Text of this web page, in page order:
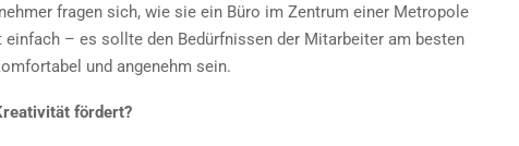
fragen sich, wie sie ein Büro im Zentrum einer Metropole
– es sollte den Bedürfnissen der Mitarbeiter am besten
und angenehm sein.
fördert?